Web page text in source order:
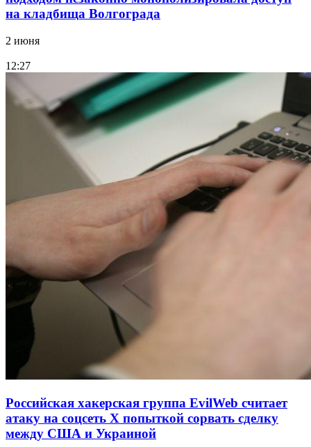
на кладбища Волгограда
2 июня
12:27
Российская хакерская группа EvilWeb считает
атаку на соцсеть Х попыткой сорвать сделку
между США и Украиной